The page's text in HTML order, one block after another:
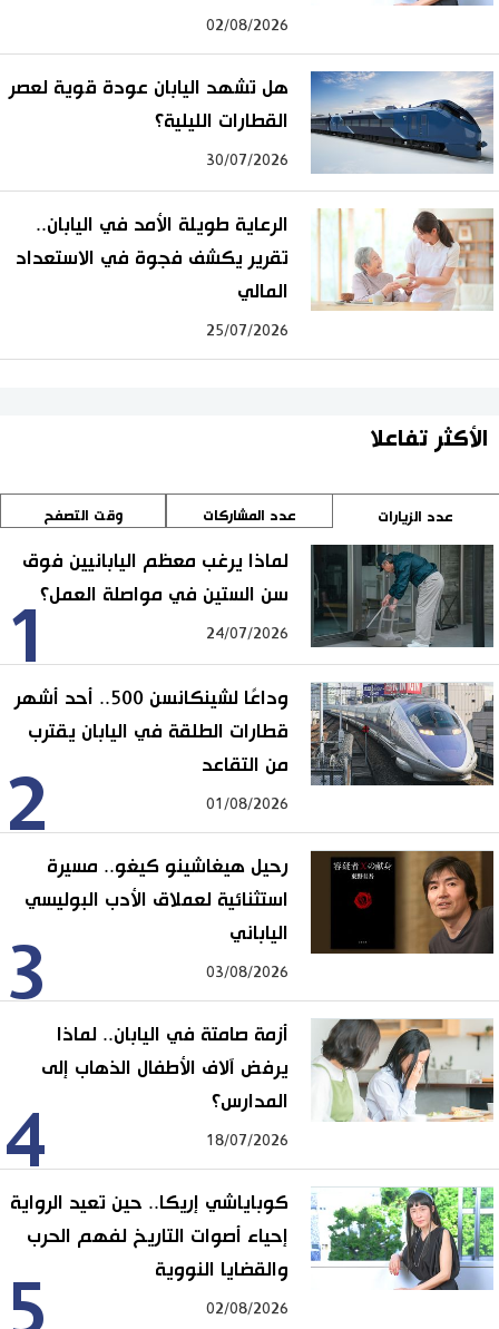
02/08/2026
هل تشهد اليابان عودة قوية لعصر
القطارات الليلية؟
30/07/2026
الرعاية طويلة الأمد في اليابان..
تقرير يكشف فجوة في الاستعداد
المالي
25/07/2026
الأكثر تفاعلا
عدد الزيارات عدد المشاركات وقت التصفح
1
لماذا يرغب معظم اليابانيين فوق
سن الستين في مواصلة العمل؟
24/07/2026
2
وداعًا لشينكانسن 500.. أحد أشهر
قطارات الطلقة في اليابان يقترب
من التقاعد
01/08/2026
3
رحيل هيغاشينو كيغو.. مسيرة
استثنائية لعملاق الأدب البوليسي
الياباني
03/08/2026
4
أزمة صامتة في اليابان.. لماذا
يرفض آلاف الأطفال الذهاب إلى
المدارس؟
18/07/2026
كوباياشي إريكا.. حين تعيد الرواية
إحياء أصوات التاريخ لفهم الحرب
والقضايا النووية
02/08/2026